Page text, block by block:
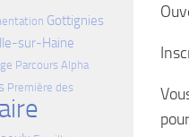
Gottignies
sur-Haine
Parcours Alpha
Première des